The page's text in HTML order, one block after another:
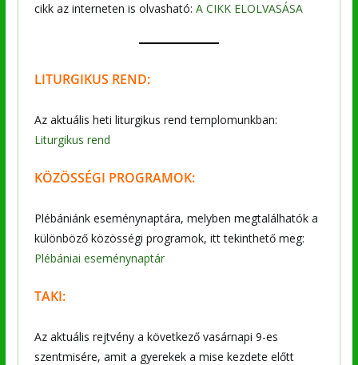
cikk az interneten is olvasható: A CIKK ELOLVASÁSA
LITURGIKUS REND:
Az aktuális heti liturgikus rend templomunkban:
Liturgikus rend
KÖZÖSSÉGI PROGRAMOK:
Plébániánk eseménynaptára, melyben megtalálhatók a
különböző közösségi programok, itt tekinthető meg:
Plébániai eseménynaptár
TAKI:
Az aktuális rejtvény a következő vasárnapi 9-es
szentmisére, amit a gyerekek a mise kezdete előtt